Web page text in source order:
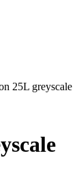
25L greyscale